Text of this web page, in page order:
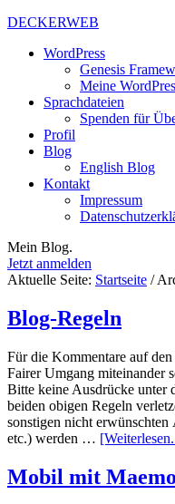
DECKERWEB
WordPress
Genesis
Meine
Sprachdateien
Spenden für
Profil
Blog
English Blog
Kontakt
Impressum
Mein Blog.
Jetzt anmelden
Aktuelle Seite: Startseite /
Blog-Regeln
Für die Kommentare auf
Fairer Umgang miteinander
Bitte keine Ausdrücke unter
beiden obigen Regeln
sonstigen nicht
etc.) werden …
Mobil mit